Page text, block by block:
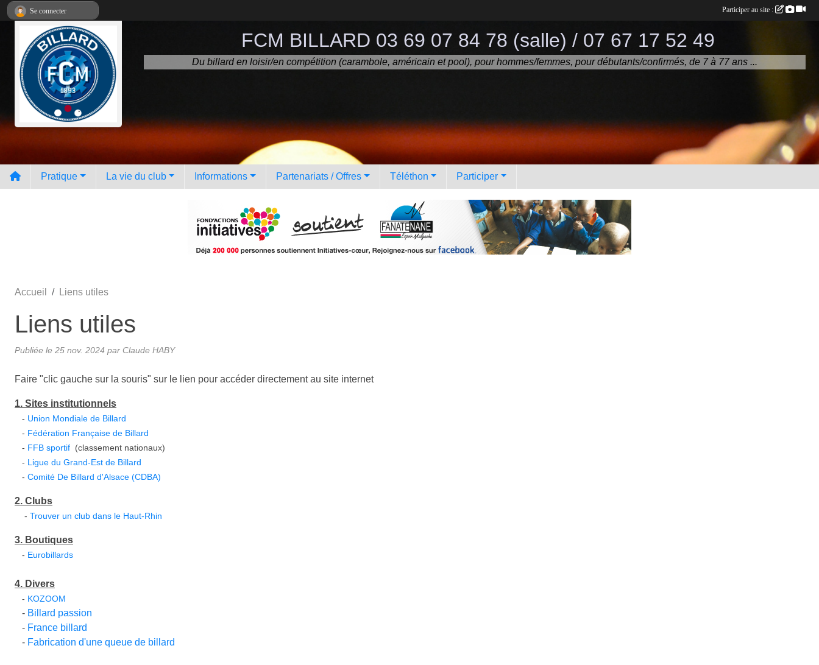
FCM BILLARD 03 69 07 84 78 (salle) / 07 67 17 52 49
Du billard en loisir/en compétition (carambole, américain et pool), pour hommes/femmes, pour débutants/confirmés, de 7 à 77 ans ...
Pratique La vie du club Informations Partenariats / Offres Téléthon Participer
Accueil Liens utiles
Liens utiles
Publiée le 25 nov. 2024 par Claude HABY
Faire "clic gauche sur la souris" sur le lien pour accéder directement au site internet
1. Sites institutionnels
- Union Mondiale de Billard
- Fédération Française de Billard
- FFB sportif (classement nationaux)
- Ligue du Grand-Est de Billard
- Comité De Billard d'Alsace (CDBA)
2. Clubs
- Trouver un club dans le Haut-Rhin
3. Boutiques
- Eurobillards
4. Divers
- KOZOOM
- Billard passion
- France billard
- Fabrication d'une queue de billard
Se connecter Participer au site :
Panneau de gestion des cookies